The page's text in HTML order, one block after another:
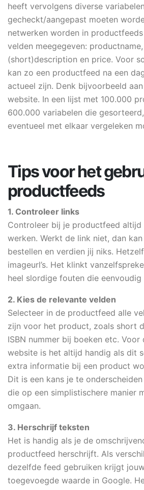
heeft vervolgens diverse
gecheckt/aangepast moeten
netwerken worden in
velden meegegeven:
(short)description en price. Voor
kan zo een productfeed na een
actueel zijn. Denk bijvoorbeeld
website. In een lijst met 100.000
600.000 variabelen die
eventueel met elkaar vergeleken
Tips voor het
productfeeds
1. Controleer links
Controleer bij je productfeed altijd
werken. Werkt de link niet, dan
bestellen en verdien jij niks.
imageurl’s. Het klinkt
heel slordige fouten die
2. Kies de relevante velden
Selecteer in de productfeed alle
zijn voor het product, zoals short
ISBN nummer bij boeken etc.
website is het altijd handig als dit
extra informatie bij een product
Dit is een kans je te
die op een simplistischere manier
omgaan.
3. Herschrijf teksten
Het is handig als je de
productfeed herschrijft. Als
dezelfde feed gebruiken krijgt
toegevoegde waarde in Google.